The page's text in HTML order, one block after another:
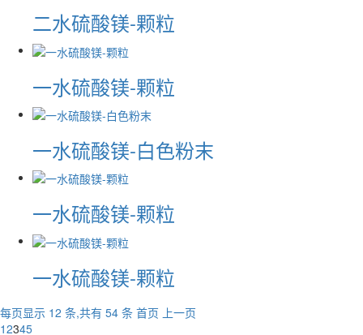
二水硫酸镁-颗粒
一水硫酸镁-颗粒
一水硫酸镁-白色粉末
一水硫酸镁-颗粒
一水硫酸镁-颗粒
每页显示 12 条,共有 54 条 首页 上一页
12345